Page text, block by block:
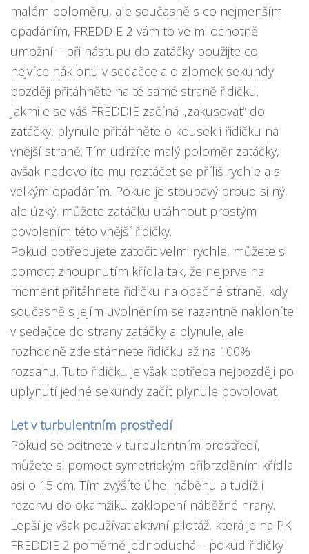
malém poloměru, ale současně s co nejmenším
opadáním, FREDDIE 2 vám to velmi ochotně
umožní – při nástupu do zatáčky použijte co
nejvíce náklonu v sedačce a o zlomek sekundy
později přitáhněte na té samé straně řidičku.
Jakmile se váš FREDDIE začíná „zakusovat“ do
zatáčky, plynule přitáhněte o kousek i řidičku na
vnější straně. Tím udržíte malý poloměr zatáčky,
avšak nedovolíte mu roztáčet se příliš rychle a s
velkým opadáním. Pokud je stoupavý proud silný,
ale úzký, můžete zatáčku utáhnout prostým
povolením této vnější řidičky.
Pokud potřebujete zatočit velmi rychle, můžete si
pomoct zhoupnutím křídla tak, že nejprve na
moment přitáhnete řidičku na opačné straně, kdy
současně s jejím uvolněním se razantně nakloníte
v sedačce do strany zatáčky a plynule, ale
rozhodně zde stáhnete řidičku až na 100%
rozsahu. Tuto řidičku je však potřeba nejpozději po
uplynutí jedné sekundy začít plynule povolovat.
Let v turbulentním prostředí
Pokud se ocitnete v turbulentním prostředí,
můžete si pomoct symetrickým přibrzděním křídla
asi o 15 cm. Tím zvýšíte úhel náběhu a tudíž i
rezervu do okamžiku zaklopení náběžné hrany.
Lepší je však používat aktivní pilotáž, která je na PK
FREDDIE 2 poměrně jednoduchá – pokud řidičky